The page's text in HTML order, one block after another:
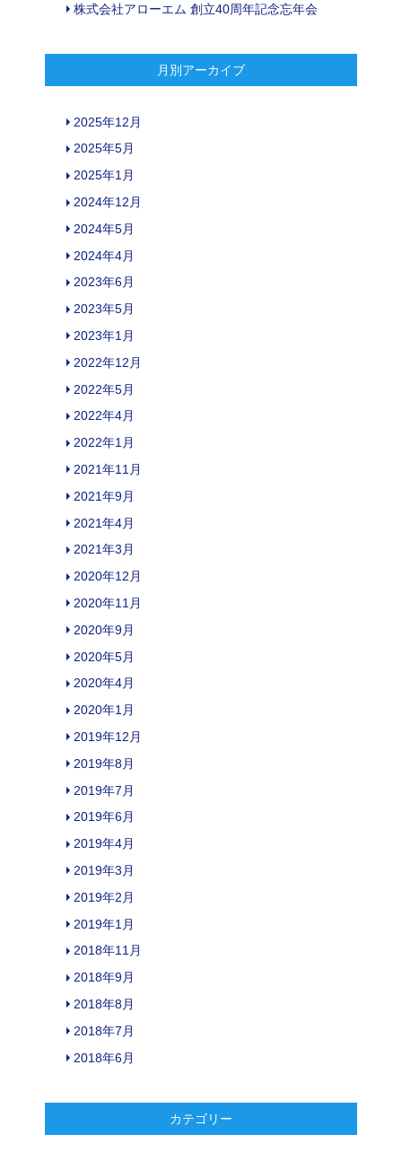
株式会社アローエム 創立40周年記念忘年会
月別アーカイブ
2025年12月
2025年5月
2025年1月
2024年12月
2024年5月
2024年4月
2023年6月
2023年5月
2023年1月
2022年12月
2022年5月
2022年4月
2022年1月
2021年11月
2021年9月
2021年4月
2021年3月
2020年12月
2020年11月
2020年9月
2020年5月
2020年4月
2020年1月
2019年12月
2019年8月
2019年7月
2019年6月
2019年4月
2019年3月
2019年2月
2019年1月
2018年11月
2018年9月
2018年8月
2018年7月
2018年6月
カテゴリー